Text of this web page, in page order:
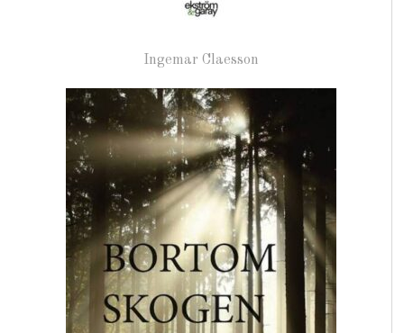
Ingemar Claesson